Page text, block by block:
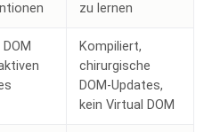
zu lernen
Kompiliert,
chirurgische
DOM-Updates,
kein Virtual DOM